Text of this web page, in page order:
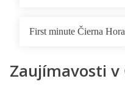
First minute Čierna Hora
Zaujímavosti v